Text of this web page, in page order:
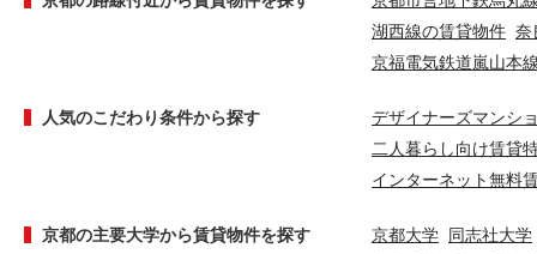
湖西線の賃貸物件 奈
京福電気鉄道嵐山本
人気のこだわり条件から探す
デザイナーズマンシ
二人暮らし向け賃貸
インターネット無料
京都の主要大学から賃貸物件を探す 京都大学 同志社大学